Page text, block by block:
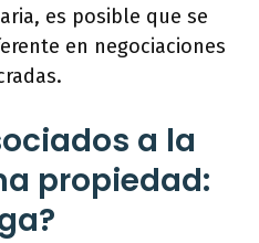
es posible que se
en negociaciones
a la
propiedad: